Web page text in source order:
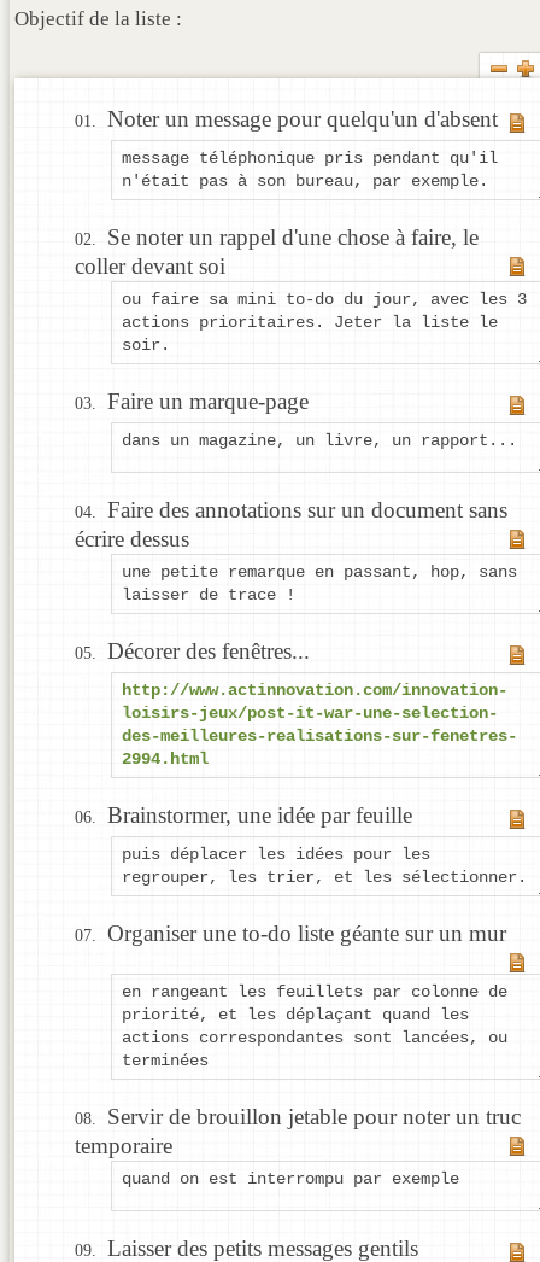
Objectif de la liste :
Noter un message pour quelqu'un d'absent
message téléphonique pris pendant qu'il
n'était pas à son bureau, par exemple.
Se noter un rappel d'une chose à faire, le
coller devant soi
ou faire sa mini to-do du jour, avec les 3
actions prioritaires. Jeter la liste le
soir.
Faire un marque-page
dans un magazine, un livre, un rapport...
Faire des annotations sur un document sans
écrire dessus
une petite remarque en passant, hop, sans
laisser de trace !
Décorer des fenêtres...
http://www.actinnovation.com/innovation-
loisirs-jeux/post-it-war-une-selection-
des-meilleures-realisations-sur-fenetres-
2994.html
Brainstormer, une idée par feuille
puis déplacer les idées pour les
regrouper, les trier, et les sélectionner.
Organiser une to-do liste géante sur un mur
en rangeant les feuillets par colonne de
priorité, et les déplaçant quand les
actions correspondantes sont lancées, ou
terminées
Servir de brouillon jetable pour noter un truc
temporaire
quand on est interrompu par exemple
Laisser des petits messages gentils